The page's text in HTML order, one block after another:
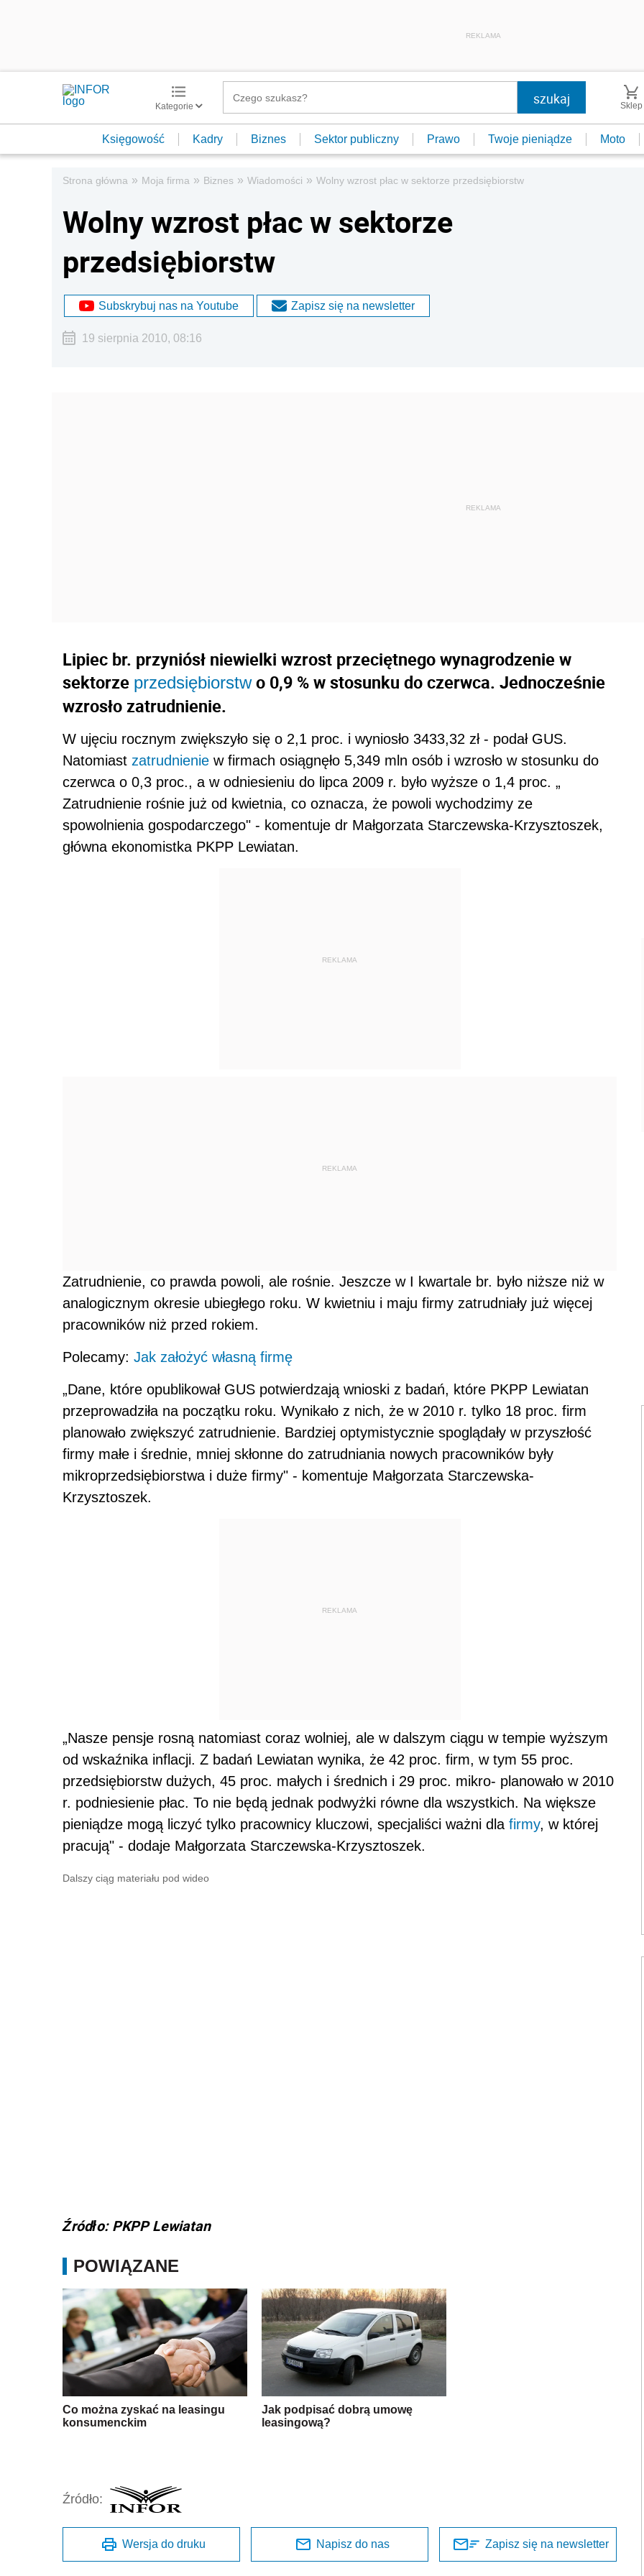
REKLAMA
Kategorie Sklep
Księgowość Kadry Biznes Sektor publiczny Prawo Twoje pieniądze Moto
Strona główna » Moja firma » Biznes » Wiadomości » Wolny wzrost płac w sektorze przedsiębiorstw
Wolny wzrost płac w sektorze
przedsiębiorstw
Subskrybuj nas na Youtube Zapisz się na newsletter
19 sierpnia 2010, 08:16
Lipiec br. przyniósł niewielki wzrost przeciętnego wynagrodzenie w
sektorze przedsiębiorstwo 0,9 % w stosunku do czerwca. Jednocześnie
wzrosło zatrudnienie.
W ujęciu rocznym zwiększyło się o 2,1 proc. i wyniosło 3433,32 zł - podał GUS.
Natomiast zatrudnienie w firmach osiągnęło 5,349 mln osób i wzrosło w stosunku do
czerwca o 0,3 proc., a w odniesieniu do lipca 2009 r. było wyższe o 1,4 proc. „
Zatrudnienie rośnie już od kwietnia, co oznacza, że powoli wychodzimy ze
spowolnienia gospodarczego" - komentuje dr Małgorzata Starczewska-Krzysztoszek,
główna ekonomistka PKPP Lewiatan.
REKLAMA
REKLAMA
Zatrudnienie, co prawda powoli, ale rośnie. Jeszcze w I kwartale br. było niższe niż w
analogicznym okresie ubiegłego roku. W kwietniu i maju firmy zatrudniały już więcej
pracowników niż przed rokiem.
Polecamy: Jak założyć własną firmę
„Dane, które opublikował GUS potwierdzają wnioski z badań, które PKPP Lewiatan
przeprowadziła na początku roku. Wynikało z nich, że w 2010 r. tylko 18 proc. firm
planowało zwiększyć zatrudnienie. Bardziej optymistycznie spoglądały w przyszłość
firmy małe i średnie, mniej skłonne do zatrudniania nowych pracowników były
mikroprzedsiębiorstwa i duże firmy" - komentuje Małgorzata Starczewska-
Krzysztoszek.
REKLAMA
„Nasze pensje rosną natomiast coraz wolniej, ale w dalszym ciągu w tempie wyższym
od wskaźnika inflacji. Z badań Lewiatan wynika, że 42 proc. firm, w tym 55 proc.
przedsiębiorstw dużych, 45 proc. małych i średnich i 29 proc. mikro- planowało w 2010
r. podniesienie płac. To nie będą jednak podwyżki równe dla wszystkich. Na większe
pieniądze mogą liczyć tylko pracownicy kluczowi, specjaliści ważni dla firmy, w której
pracują" - dodaje Małgorzata Starczewska-Krzysztoszek.
Dalszy ciąg materiału pod wideo
Źródło: PKPP Lewiatan
POWIĄZANE
Co można zyskać na leasingu
konsumenckim
Jak podpisać dobrą umowę
leasingową?
Źródło:
Wersja do druku Napisz do nas Zapisz się na newsletter